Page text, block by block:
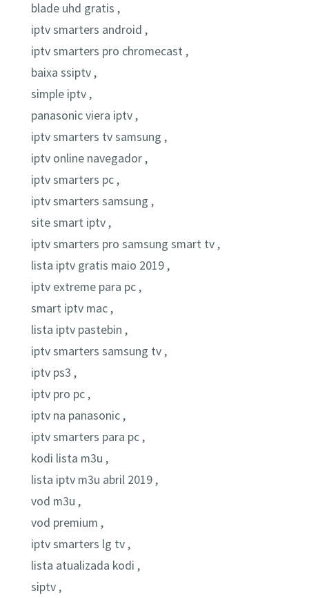
blade uhd gratis ,
iptv smarters android ,
iptv smarters pro chromecast ,
baixa ssiptv ,
simple iptv ,
panasonic viera iptv ,
iptv smarters tv samsung ,
iptv online navegador ,
iptv smarters pc ,
iptv smarters samsung ,
site smart iptv ,
iptv smarters pro samsung smart tv ,
lista iptv gratis maio 2019 ,
iptv extreme para pc ,
smart iptv mac ,
lista iptv pastebin ,
iptv smarters samsung tv ,
iptv ps3 ,
iptv pro pc ,
iptv na panasonic ,
iptv smarters para pc ,
kodi lista m3u ,
lista iptv m3u abril 2019 ,
vod m3u ,
vod premium ,
iptv smarters lg tv ,
lista atualizada kodi ,
siptv ,